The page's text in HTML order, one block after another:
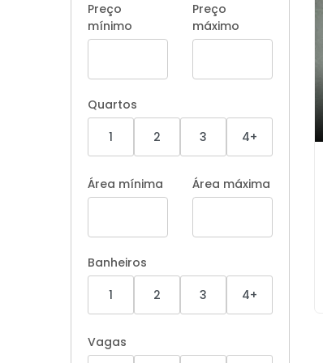
Preço
mínimo
Preço
máximo
Quartos
1
2 3 4+
Área mínima Área máxima
Banheiros
1
2 3 4+
Vagas